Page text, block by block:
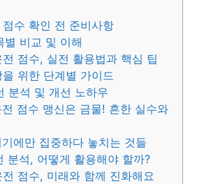
점수 확인 전 준비사항
별 비교 및 이해
점수, 실전 활용법과 핵심 팁
위한 단계별 가이드
분석 및 개선 노하우
점수 맹신은 금물! 흔한 실수와
에만 집중하다 놓치는 것들
분석, 어떻게 활용해야 할까?
점수, 미래와 함께 진화해요